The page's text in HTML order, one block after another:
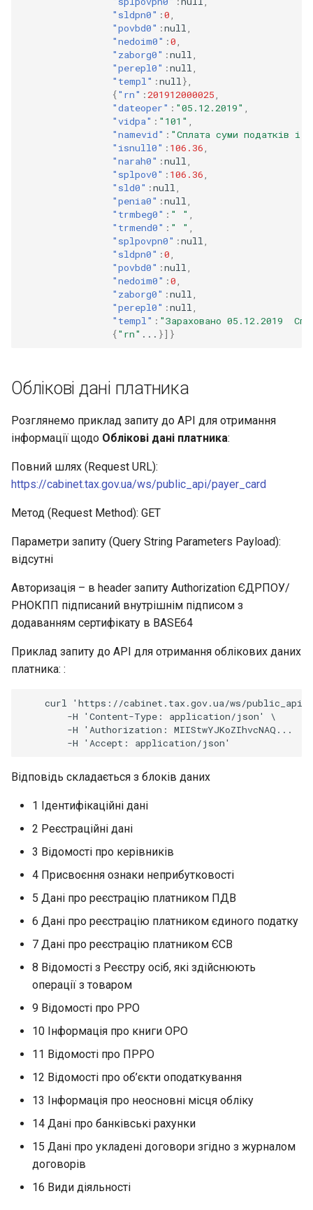
"sldpn0" :0
"povbd0" :null
"nedoim0" :0
"zaborg0" :null
"perepl0" :null
"templ" :null },
{"rn" : 201912000025
"dateoper" : "05.12.2019"
"vidpa" : "101"
"namevid" : "Сплата суми податкiв i
"isnull0" : 106.36
"narah0" :null
"splpov0" : 106.36
"sld0" :null
"penia0" :null
"trmbeg0" : " "
"trmend0" : " "
"splpovpn0" :null
"sldpn0" :0
"povbd0" :null
"nedoim0" :0
"zaborg0" :null
"perepl0" :null
"templ" : "Зараховано 05.12.2019
{"rn" ... }]}
Облікові дані платника
Розглянемо приклад запиту до API для отримання
інформації щодо Облікові дані платника:
Повний шлях (Request URL):
https://cabinet.tax.gov.ua/ws/public_api/payer_card
Метод (Request Method): GET
Параметри запиту (Query String Parameters Payload):
відсутні
Авторизація – в header запиту Authorization ЄДРПОУ/
РНОКПП підписаний внутрішнім підписом з
додаванням сертифікату в BASE64
Приклад запиту до API для отримання облікових даних
платника: :
curl 'https://cabinet.tax.gov.ua/ws/
        -H 'Content-Type: application/json' \
        -H 'Authorization: MIIStwYJKoZIhvcNAQ...
Відповідь складається з блоків даних
1 Ідентифікаційні дані
2 Реєстраційні дані
3 Відомості про керівників
4 Присвоєння ознаки неприбутковості
5 Дані про реєстрацію платником ПДВ
6 Дані про реєстрацію платником єдиного податку
7 Дані про реєстрацію платником ЄСВ
8 Відомості з Реєстру осіб, які здійснюють
операції з товаром
9 Відомості про РРО
10 Інформація про книги ОРО
11 Відомості про ПРРО
12 Відомості про об’єкти оподаткування
13 Інформація про неосновні місця обліку
14 Дані про банківські рахунки
15 Дані про укладені договори згідно з журналом
договорів
16 Види діяльності